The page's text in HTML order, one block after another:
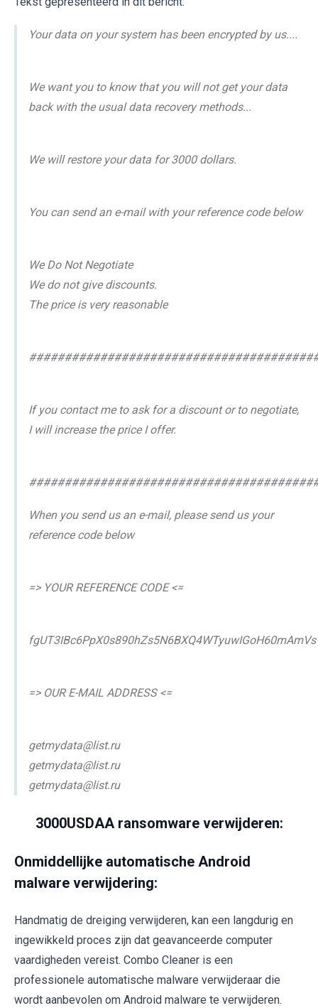
Your data on your system has been encrypted by us....
We want you to know that you will not get your data
back with the usual data recovery methods...
We will restore your data for 3000 dollars.
You can send an e-mail with your reference code below
We Do Not Negotiate
We do not give discounts.
The price is very reasonable
If you contact me to ask for a discount or to negotiate,
I will increase the price I offer.
When you send us an e-mail, please send us your
reference code below
=> YOUR REFERENCE CODE <=
=> OUR E-MAIL ADDRESS <=
getmydata@list.ru
getmydata@list.ru
getmydata@list.ru
3000USDAA ransomware verwijderen:
Onmiddellijke automatische Android
malware verwijdering:
Handmatig de dreiging verwijderen, kan een langdurig en
ingewikkeld proces zijn dat geavanceerde computer
vaardigheden vereist. Combo Cleaner is een
professionele automatische malware verwijderaar die
wordt aanbevolen om Android malware te verwijderen.